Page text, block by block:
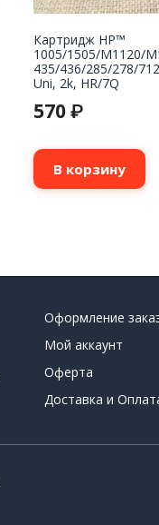
Картридж НР™
1005/1505/M1120/
435/436/285/278/
Uni, 2k, HR/7Q
570 ₽
В корзину
Оформление
Мой аккаунт
Оферта
Доставка и